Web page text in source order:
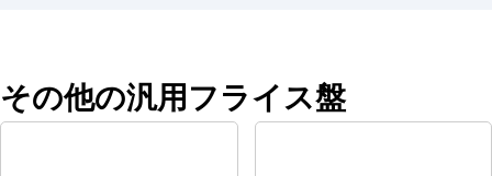
その他の汎用フライス盤